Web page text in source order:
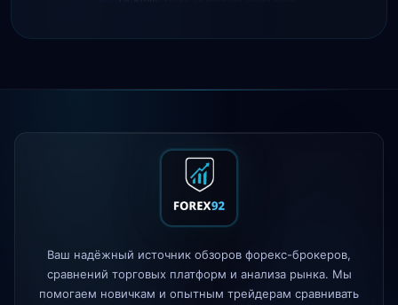
IC Markets
FP Markets— новые счета с
нулевой комиссией
потерял лицензию
часа
4d
Ваш надёжный источник обзоров форекс-брокеров,
сравнений торговых платформ и анализа рынка. Мы
помогаем новичкам и опытным трейдерам сравнивать